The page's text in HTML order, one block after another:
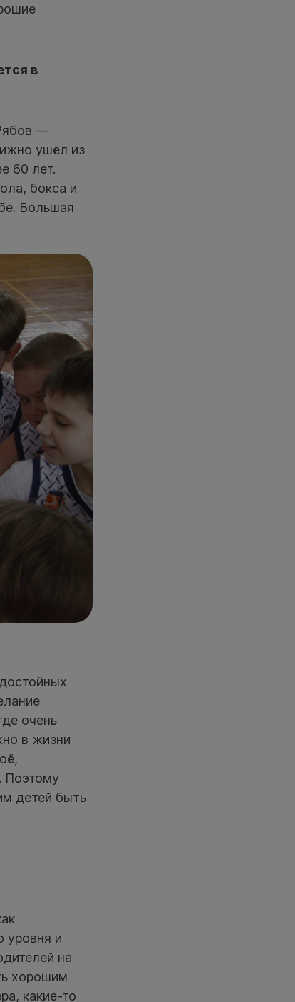
в
—
ушёл из
60 лет.
бокса и
Большая
очень
в жизни
Поэтому
детей быть
уровня и
на
хорошим
какие-то